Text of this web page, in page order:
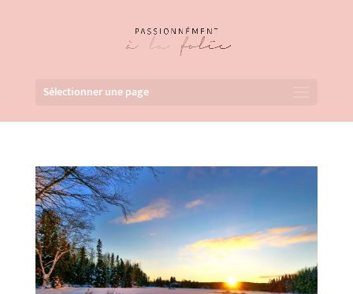
Sélectionner une page